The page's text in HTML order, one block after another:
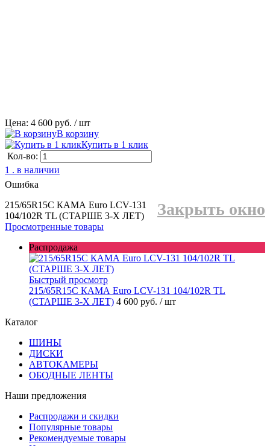
Цена: 4 600 руб. / шт
В корзину
Купить в 1 клик
Кол-во:
1 . в наличии
Ошибка
Закрыть окно
215/65R15C КАМА Euro LCV-131
104/102R TL (СТАРШЕ 3-Х ЛЕТ)
Просмотренные товары
Распродажа
Быстрый просмотр
215/65R15C КАМА Euro LCV-131 104/102R TL
(СТАРШЕ 3-Х ЛЕТ) 4 600 руб. / шт
Каталог
ШИНЫ
ДИСКИ
АВТОКАМЕРЫ
ОБОДНЫЕ ЛЕНТЫ
Наши предложения
Распродажи и скидки
Популярные товары
Рекомендуемые товары